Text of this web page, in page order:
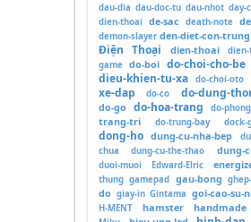
dau-dia dau-doc-tu dau-nhot day-
dien-thoai de-sac death-note
demon-slayer den-diet-con-trung
Điện Thoại
dien-thoai
game do-boi do-choi-cho-be
dieu-khien-tu-xa
do-choi-oto
xe-dap
do-co do-dung-
do-go do-hoa-trang do-
trang-tri
do-trung-bay dock-
dong-ho dung-cu-nha-bep
chua
dung-cu-the-thao dung-
duoi-muoi Edward-Elric
thung gamepad gau-bong
do giay-in Gintama goi-cao-su-
H-MENT
hamster handmade